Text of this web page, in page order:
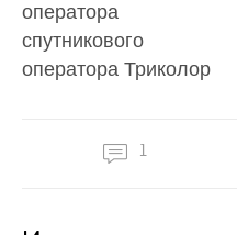
оператора
спутникового
оператора Триколор
1